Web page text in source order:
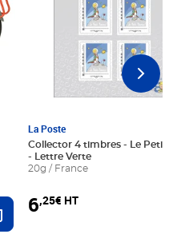
Ajouter au panier
La Poste
Collector 4 timbres - Le Petit
- Lettre Verte
20g / France
6,25€ HT